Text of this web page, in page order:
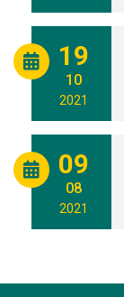
19
10
2021
09
08
2021